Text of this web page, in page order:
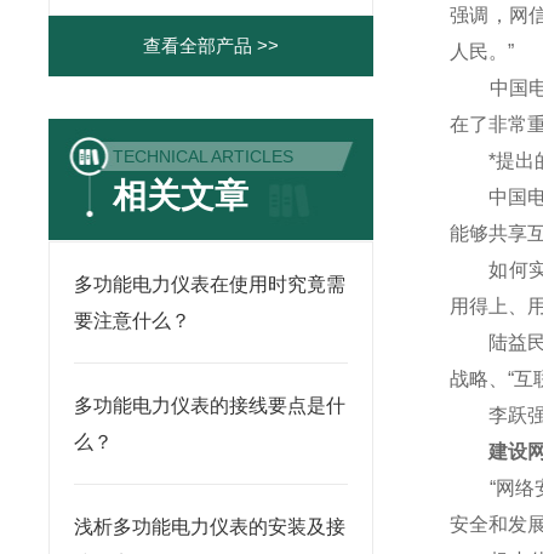
查看全部产品 >>
TECHNICAL ARTICLES
相关文章
多功能电力仪表在使用时究竟需
要注意什么？
多功能电力仪表的接线要点是什
么？
浅析多功能电力仪表的安装及接
强调，网
人民。”
中国电
在了非常
*提出的
中国电
能够共享
如何实
用得上、
陆益民
战略、“互
李跃强
建设网
“网络安
安全和发